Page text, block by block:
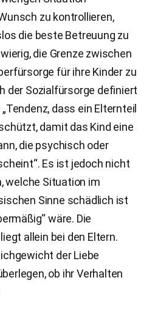
zu kontrollieren,
die beste Betreuung zu
die Grenze zwischen
für ihre Kinder zu
der Sozialfürsorge definiert
dass ein Elternteil
damit das Kind eine
die psychisch oder
Es ist jedoch nicht
welche Situation im
Sinne schädlich ist
wäre. Die
allein bei den Eltern.
der Liebe
ob ihr Verhalten